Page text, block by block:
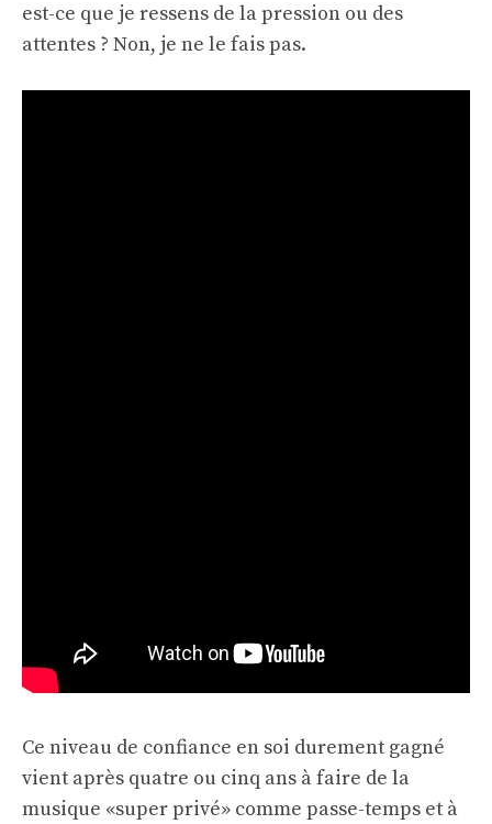
est-ce que je ressens de la pression ou des
attentes ? Non, je ne le fais pas.
Ce niveau de confiance en soi durement gagné
vient après quatre ou cinq ans à faire de la
musique «super privé» comme passe-temps et à